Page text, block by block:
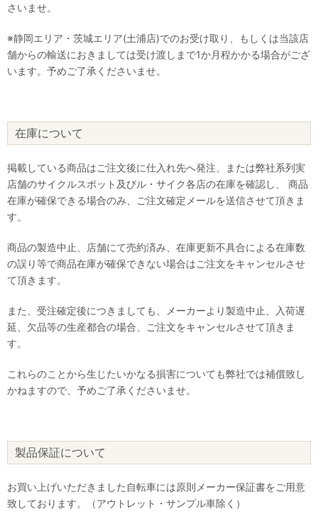
さいませ。
※静岡エリア・茨城エリア(土浦店)でのお受け取り、もしくは当該店
舗からの輸送におきましては受け渡しまで1か月程かかる場合がござ
います。予めご了承くださいませ。
在庫について
掲載している商品はご注文後に仕入れ先へ発注、または弊社系列実
店舗のサイクルスポット及びル・サイク各店の在庫を確認し、 商品
在庫が確保できる場合のみ、ご注文確定メールを送信させて頂きま
す。
商品の製造中止、店舗にて売約済み、在庫更新不具合による在庫数
の誤り等で商品在庫が確保できない場合はご注文をキャンセルさせ
て頂きます。
また、受注確定後につきましても、メーカーより製造中止、入荷遅
延、欠品等の生産都合の場合、ご注文をキャンセルさせて頂きま
す。
これらのことから生じたいかなる損害についても弊社では補償致し
かねますので、予めご了承くださいませ。
製品保証について
お買い上げいただきました自転車には原則メーカー保証書をご用意
致しております。（アウトレット・サンプル車除く）